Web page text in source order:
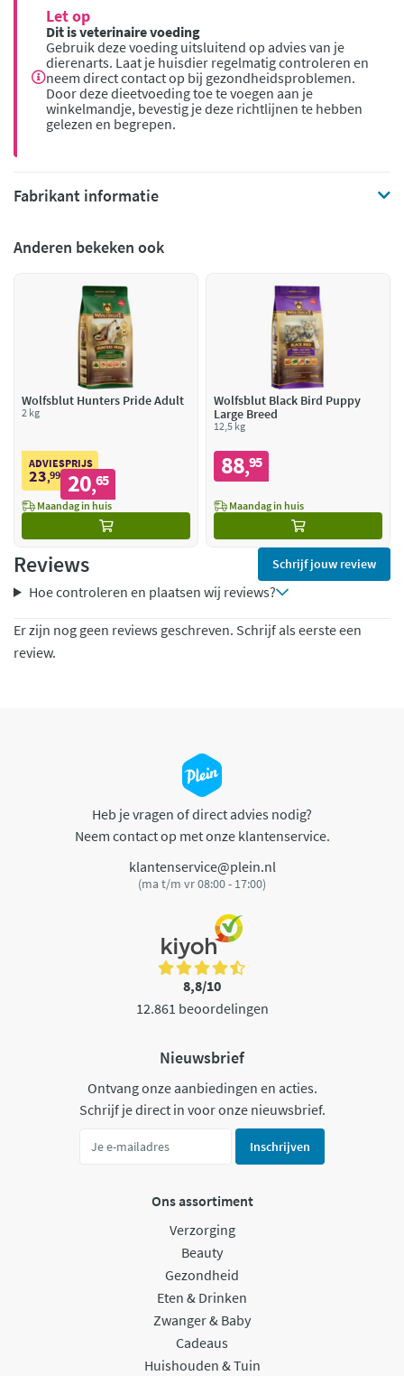
Let op
Dit is veterinaire voeding
Gebruik deze voeding uitsluitend op advies van je
dierenarts. Laat je huisdier regelmatig controleren en
neem direct contact op bij gezondheidsproblemen.
Door deze dieetvoeding toe te voegen aan je
winkelmandje, bevestig je deze richtlijnen te hebben
gelezen en begrepen.
Fabrikant informatie
Anderen bekeken ook
Wolfsblut Hunters Pride Adult
2 kg
ADVIESPRIJS
23,99 20,65
Maandag in huis
Wolfsblut Black Bird Puppy
Large Breed
12,5 kg
88,95
Maandag in huis
Reviews Schrijf jouw review
Hoe controleren en plaatsen wij reviews?
Er zijn nog geen reviews geschreven. Schrijf als eerste een
review.
Heb je vragen of direct advies nodig?
Neem contact op met onze klantenservice.
klantenservice@plein.nl
(ma t/m vr 08:00 - 17:00)
8,8/10
12.861 beoordelingen
Nieuwsbrief
Ontvang onze aanbiedingen en acties.
Schrijf je direct in voor onze nieuwsbrief.
Inschrijven
Ons assortiment
Verzorging
Beauty
Gezondheid
Eten & Drinken
Zwanger & Baby
Cadeaus
Huishouden & Tuin